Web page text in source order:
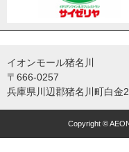
イオンモール猪名川
〒666-0257
兵庫県川辺郡猪名川町白金
Copyright ©